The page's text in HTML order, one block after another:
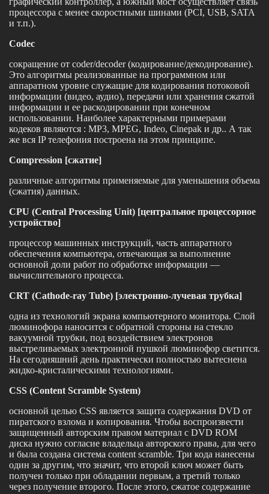
процессора с менее скоростными шинами (PCI, USB, SATA
и т.п.).
Codec
сокращение от coder/decoder (кодирование/декодирование).
Это алгоритмы реализованные на программном или
аппаратном уровне служащие для кодирования потоковой
информации (видео, аудио), передачи или хранения сжатой
информации и ее раскодировании при конечном
использовании. Наиболее характерными примерами
кодеков являются : MP3, MPEG, Indeo, Cinepak и др.. А так
же вся IP телефония построена на этом принципе.
Compression [сжатие]
различные алгоритмы применяемые для уменьшения объема
(сжатия) данных.
CPU (Central Processing Unit) [центральное процессорное
устройство]
процессор машинных инструкций, часть аппаратного
обеспечения компьютера, отвечающая за выполнение
основной доли работ по обработке информации —
вычислительного процесса.
CRT (Cathode-ray Tube) [электронно-лучевая трубка]
одна из технологий экрана компьютерного монитора. Слой
люминофора наносится с обратной стороны на стекло
вакуумной трубки, под воздействием электронов
выстреливаемых электронной пушкой люминофор светится.
На сегодняшний день практически полностью вытеснена
жидко-кристалическими технологиями.
CSS (Content Scramble System)
основной целью CSS является защита содержания DVD от
пиратского взлома и копирования. Чтобы воспроизвести
защищенный авторским правом материал с DVD ROM
диска нужно согласие владельца авторского права, для чего
и была создана система content scramble. Три кода нанесены
один за другим, что значит, что второй ключ может быть
получен только при обладании первым, а третий только
через получение второго. После этого, сжатое содержание